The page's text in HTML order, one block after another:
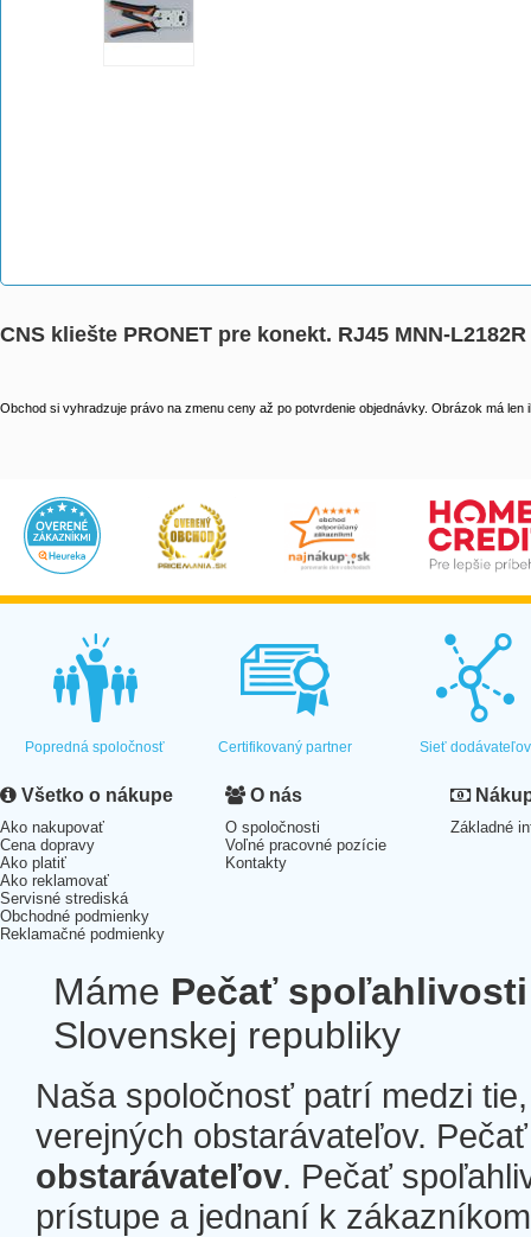
CNS kliešte PRONET pre konekt. RJ45 MNN-L2182R
Obchod si vyhradzuje právo na zmenu ceny až po potvrdenie objednávky. Obrázok má len
Popredná spoločnosť Certifikovaný partner Sieť dodávateľov
Všetko o nákupe
Ako nakupovať
Cena dopravy
Ako platiť
Ako reklamovať
Servisné strediská
Obchodné podmienky
Reklamačné podmienky
O nás
O spoločnosti
Voľné pracovné pozície
Kontakty
Základné
Máme Pečať spoľahlivosti
Slovenskej republiky
Naša spoločnosť patrí medzi
verejných obstarávateľov.
obstarávateľov. Pečať
prístupe a jednaní k